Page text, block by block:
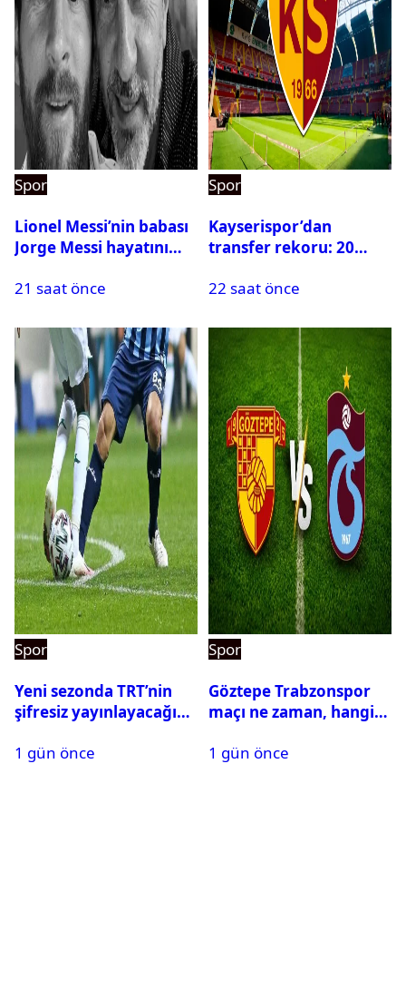
Spor
Lionel Messi’nin babası
Jorge Messi hayatını
21 saat önce
Spor
Kayserispor’dan
transfer rekoru: 20
22 saat önce
Spor
Yeni sezonda TRT’nin
şifresiz yayınlayacağı
1 gün önce
Spor
Göztepe Trabzonspor
maçı ne zaman, hangi
oynayacak mı?
1 gün önce